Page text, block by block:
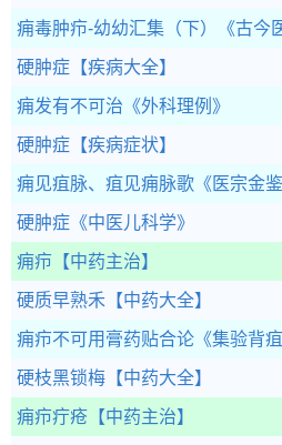
痈毒肿疖-幼幼汇集（下） 《古今
硬肿症 【疾病大全】
痈发有不可治 《外科理例》
硬肿症 【疾病症状】
痈见疽脉、疽见痈脉歌 《医宗金鉴
硬肿症 《中医儿科学》
痈疖 【中药主治】
硬质早熟禾 【中药大全】
痈疖不可用膏药贴合论 《集验背
硬枝黑锁梅 【中药大全】
痈疖疔疮 【中药主治】